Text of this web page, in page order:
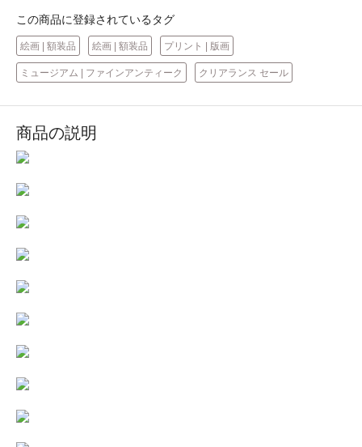
この商品に登録されているタグ
絵画 | 額装品 絵画 | 額装品 プリント | 版画
ミュージアム | ファインアンティーク クリアランス セール
商品の説明